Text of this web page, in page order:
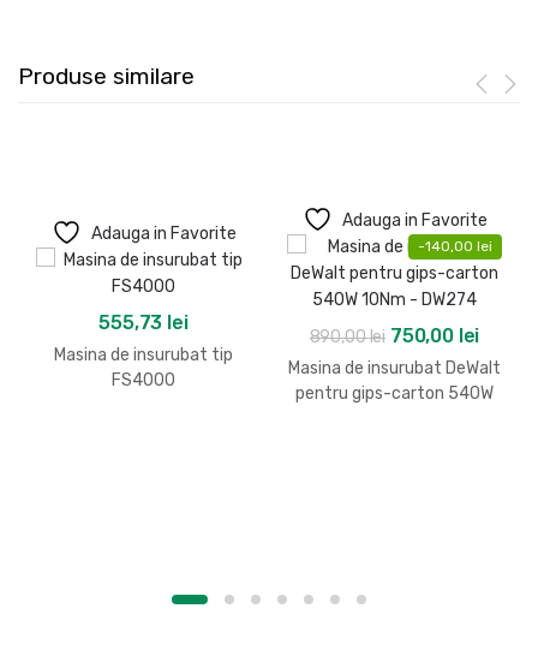
Produse similare
Adauga in Favorite
555,73 lei
Masina de insurubat tip
FS4000
Adauga in Favorite
-140,00 lei
890,00lei Prețul
inițial
a
750,00 leiPrețul
este:
Masina de insurubat DeWalt
pentru gips-carton 540W